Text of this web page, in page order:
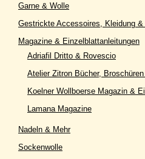
Garne & Wolle
Gestrickte Accessoires, Kleidung
Magazine & Einzelblattanleitungen
Adriafil Dritto & Rovescio
Atelier Zitron Bücher,
Koelner Wollboerse Magazin &
Lamana Magazine
Nadeln & Mehr
Sockenwolle